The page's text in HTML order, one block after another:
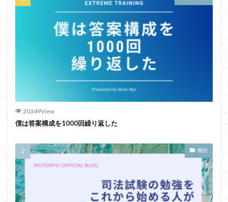
20349View
僕は答案構成を1000回繰り返した
物語